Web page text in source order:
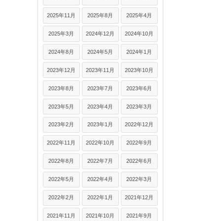
2025年11月 2025年8月 2025年4月
2025年3月 2024年12月 2024年10月
2024年8月 2024年5月 2024年1月
2023年12月 2023年11月 2023年10月
2023年8月 2023年7月 2023年6月
2023年5月 2023年4月 2023年3月
2023年2月 2023年1月 2022年12月
2022年11月 2022年10月 2022年9月
2022年8月 2022年7月 2022年6月
2022年5月 2022年4月 2022年3月
2022年2月 2022年1月 2021年12月
2021年11月 2021年10月 2021年9月